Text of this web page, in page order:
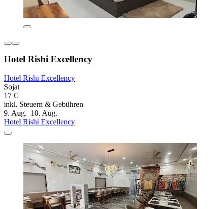
Hotel Rishi Excellency
Hotel Rishi Excellency
Sojat
17 €
inkl. Steuern & Gebühren
9. Aug.–10. Aug.
Hotel Rishi Excellency